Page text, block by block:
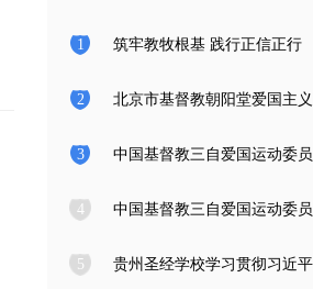
1 筑牢教牧根基 践行正信正行
2
3
4
5